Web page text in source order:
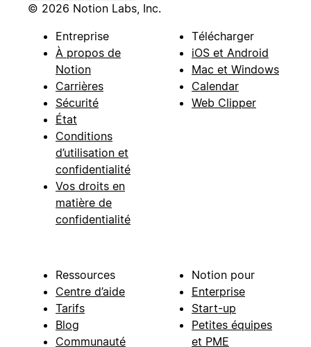
© 2026 Notion Labs, Inc.
Entreprise
À propos de
Notion
Carrières
Sécurité
État
Conditions
d’utilisation et
confidentialité
Vos droits en
matière de
confidentialité
Télécharger
iOS et Android
Mac et Windows
Calendar
Web Clipper
Ressources
Centre d’aide
Tarifs
Blog
Communauté
Notion pour
Enterprise
Start-up
Petites équipes
et PME